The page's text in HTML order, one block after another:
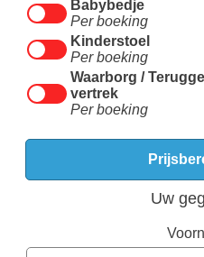
Babybedje
Per boeking
Kinderstoel
Per boeking
Waarborg /
vertrek
Per boeking
Uw